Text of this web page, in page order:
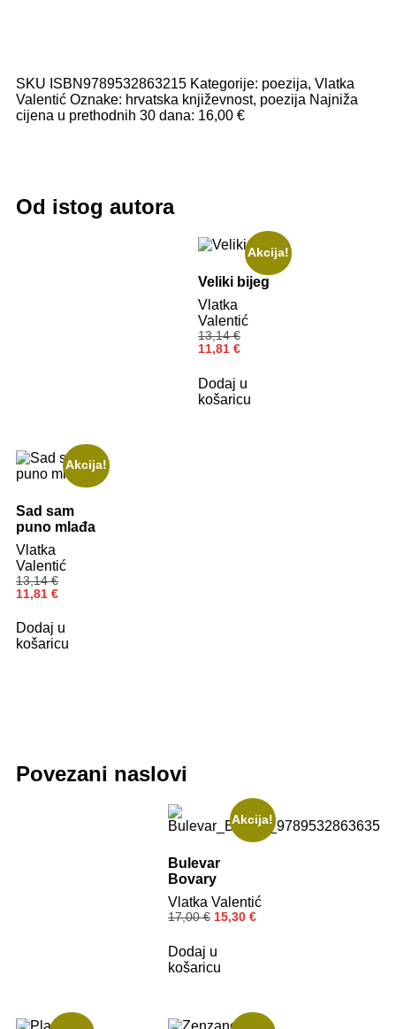
SKU ISBN9789532863215 Kategorije: poezija, Vlatka
Valentić Oznake: hrvatska književnost, poezija Najniža
cijena u prethodnih 30 dana: 16,00 €
Od istog autora
Akcija!
Veliki bijeg
Vlatka
Valentić
13,14€
11,81 €
Dodaj u
košaricu
Akcija!
Sad sam
puno mlađa
Vlatka
Valentić
13,14€
11,81 €
Dodaj u
košaricu
Povezani naslovi
Akcija!
Bulevar
Bovary
Vlatka Valentić
17,00€ 15,30 €
Dodaj u
košaricu